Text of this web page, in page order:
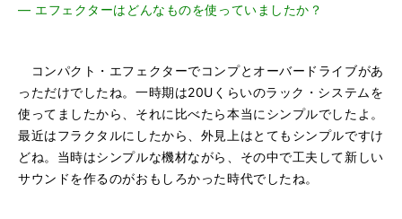
― エフェクターはどんなものを使っていましたか？
コンパクト・エフェクターでコンプとオーバードライブがあ
っただけでしたね。一時期は20Uくらいのラック・システムを
使ってましたから、それに比べたら本当にシンプルでしたよ。
最近はフラクタルにしたから、外見上はとてもシンプルですけ
どね。当時はシンプルな機材ながら、その中で工夫して新しい
サウンドを作るのがおもしろかった時代でしたね。